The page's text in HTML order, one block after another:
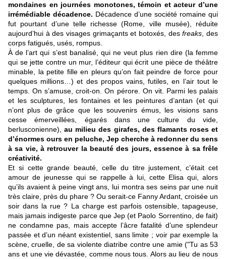
mondaines en journées monotones, témoin et acteur d’une
irrémédiable décadence. Décadence d’une société romaine qui
fut pourtant d’une telle richesse (Rome, ville musée), réduite
aujourd’hui à des visages grimaçants et botoxés, desfreaks , des
corps fatigués, usés, rompus.
À de l’art qui s’est banalisé, qui ne veut plus rien dire (la femme
qui se jette contre un mur, l’éditeur qui écrit une pièce de théâtre
minable, la petite fille en pleurs qu’on fait peindre de force pour
quelques millions…) et des propos vains, futiles, en l’air tout le
temps. On s’amuse, croit-on. On pérore. On vit. Parmi les palais
et les sculptures, les fontaines et les peintures d’antan (et qui
n’ont plus de grâce que les souvenirs émus, les visions sans
cesse émerveillées, égarés dans une culture du vide,
berlusconienne),au milieu des girafes, des flamants roses et
d’énormes ours en peluche, Jep cherche à redonner du sens
à sa vie, à retrouver la beauté des jours, essence à sa frêle
créativité.
Et si cette grande beauté, celle du titre justement, c’était cet
amour de jeunesse qui se rappelle à lui, cette Elisa qui, alors
qu’ils avaient à peine vingt ans, lui montra ses seins par une nuit
très claire, près du phare ? Ou serait-ce Fanny Ardant, croisée un
soir dans la rue ? La charge est parfois ostensible, tapageuse,
mais jamais indigeste parce que Jep (et Paolo Sorrentino, de fait)
ne condamne pas, mais accepte l’âcre fatalité d’une splendeur
passée et d’un néant existentiel, sans limite ; voir par exemple la
scène, cruelle, de sa violente diatribe contre une amie ("Tu as 53
ans et une vie dévastée, comme nous tous. Alors au lieu de nous